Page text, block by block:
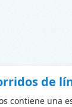
de
contiene una